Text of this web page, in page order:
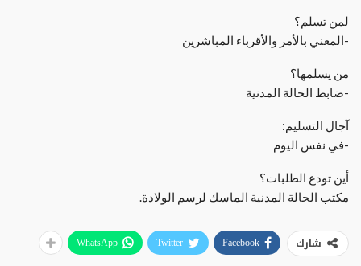
لمن تسلم؟
-المعني بالأمر والأقرباء المباشرين
من يسلمها؟
-ضابط الحالة المدنية
آجال التسليم:
-في نفس اليوم
أين تودع الطلبات؟
مكتب الحالة المدنية الماسك لرسم الولادة.
شارك Facebook
Twitter
WhatsApp